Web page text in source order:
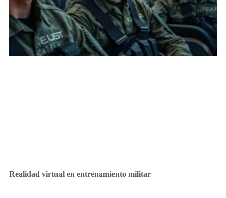
Realidad virtual en entrenamiento militar